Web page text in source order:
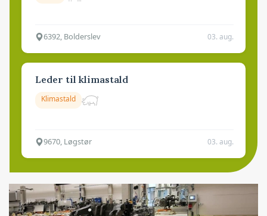
6392, Bolderslev 03. aug.
Leder til klimastald
Klimastald
9670, Løgstør 03. aug.